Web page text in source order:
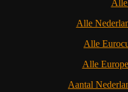
Alle
Alle
Alle
Aantal